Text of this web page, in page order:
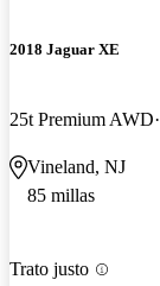
2018 Jaguar XE
25t Premium AWD
Vineland, NJ
85 millas
Trato justo